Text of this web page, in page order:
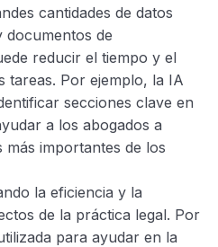
cantidades de datos
documentos de
reducir el tiempo y el
tareas. Por ejemplo, la IA
secciones clave en
a los abogados a
importantes de los
la eficiencia y la
de la práctica legal. Por
para ayudar en la